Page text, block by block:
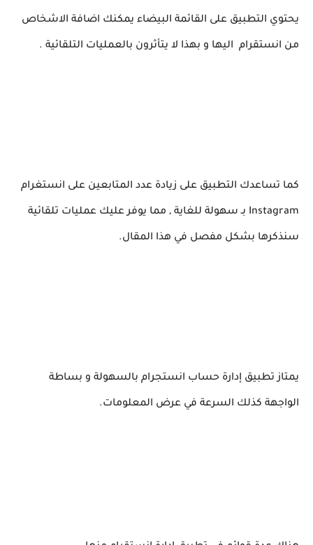
يحتوي التطبيق على القائمة البيضاء يمكنك اضافة الاشخاص
من انستقرام اليها و بهذا لا يتأثرون بالعمليات التلقائية .
كما تساعدك التطبيق على زيادة عدد المتابعين على انستغرام
Instagram بـ سهولة للغاية , مما يوفر عليك عمليات تلقائية
سنذكرها بشكل مفصل في هذا المقال.
يمتاز تطبيق إدارة حساب انستجرام بالسهولة و بساطة
الواجهة كذلك السرعة في عرض المعلومات.